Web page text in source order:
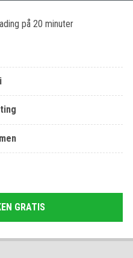
på 20 minuter
GRATIS